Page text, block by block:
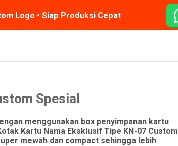
Logo • Siap Produksi Cepat
Spesial
menggunakan box penyimpanan kartu
Kartu Nama Eksklusif Tipe KN-07 Custom
mewah dan compact sehingga lebih